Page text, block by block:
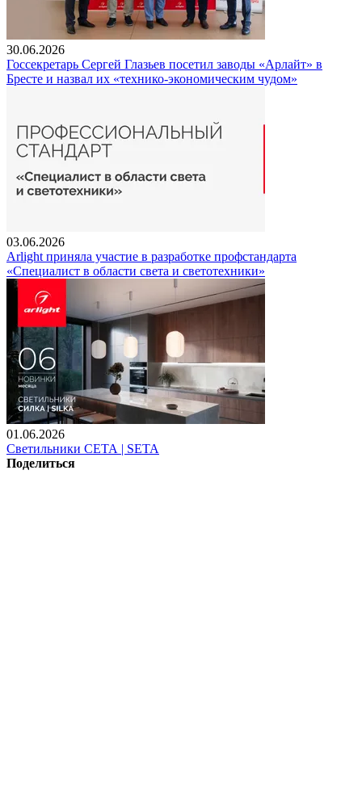
30.06.2026
Госсекретарь Сергей Глазьев посетил заводы «Арлайт» в
Бресте и назвал их «технико-экономическим чудом»
03.06.2026
Arlight приняла участие в разработке профстандарта
«Специалист в области света и светотехники»
01.06.2026
Светильники СЕТА | SETA
Поделиться